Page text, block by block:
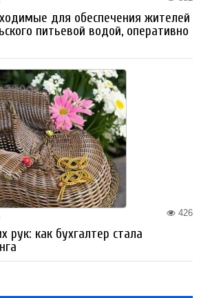
для обеспечения жителей
питьевой водой, оперативно
426
рук: как бухгалтер стала